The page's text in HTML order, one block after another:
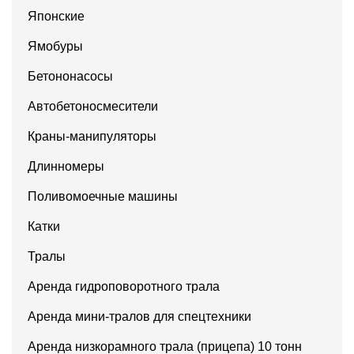
Японские
Ямобуры
Бетононасосы
Автобетоносмесители
Краны-манипуляторы
Длинномеры
Поливомоечные машины
Катки
Тралы
Аренда гидроповоротного трала
Аренда мини-тралов для спецтехники
Аренда низкорамного трала (прицепа) 10 тонн